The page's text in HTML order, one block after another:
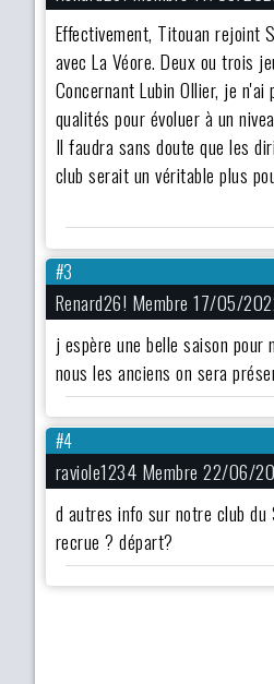
Effectivement, Titouan rejoint
avec La Véore. Deux ou trois
Concernant Lubin Ollier, je
qualités pour évoluer à un
Il faudra sans doute que les
club serait un véritable plus
#3
Renard26! Membre 17/05/
j espère une belle saison
nous les anciens on sera
#4
raviole1234 Membre 22/06/
d autres info sur notre club du
recrue ? départ?